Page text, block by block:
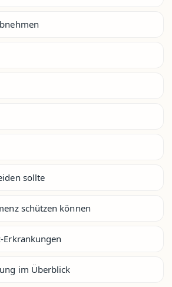
sollte
schützen können
Erkrankungen
im Überblick